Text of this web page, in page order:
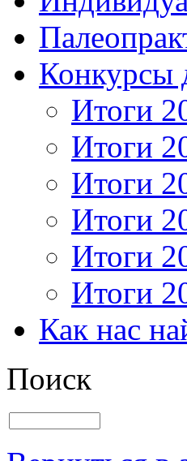
Конкурсы
Итоги
Итоги
Итоги
Итоги
Итоги
Итоги
Как нас
Поиск